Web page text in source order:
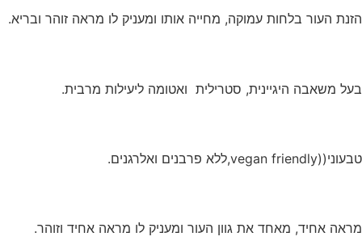
הזנת העור בלחות עמוקה, מחייה אותו ומעניק לו מראה זוהר ובריא.
בעל משאבה היגיינית, סטרילית ואטומה ליעילות מרבית.
טבעוני((vegan friendly,ללא פרבנים ואלרגנים.
מראה אחיד, מאחד את גוון העור ומעניק לו מראה אחיד וזוהר.